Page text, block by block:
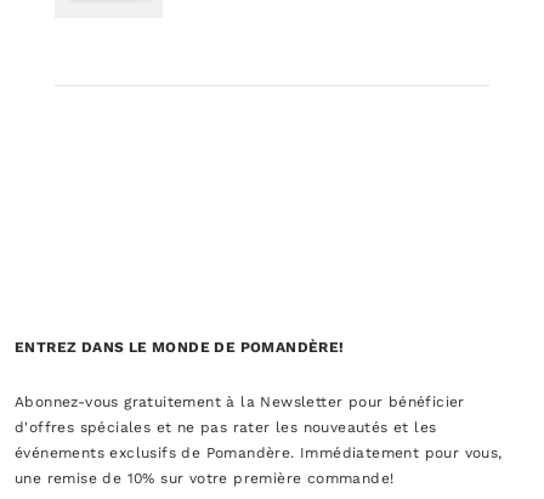
ENTREZ DANS LE MONDE DE POMANDÈRE!
Abonnez-vous gratuitement à la Newsletter pour bénéficier
d'offres spéciales et ne pas rater les nouveautés et les
événements exclusifs de Pomandère. Immédiatement pour vous,
une remise de 10% sur votre première commande!